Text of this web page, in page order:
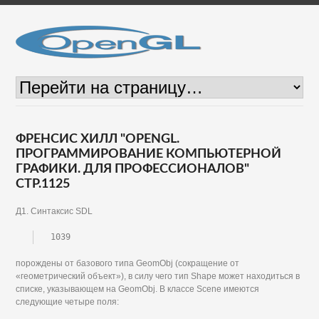
ФРЕНСИС ХИЛЛ "OPENGL.
ПРОГРАММИРОВАНИЕ КОМПЬЮТЕРНОЙ
ГРАФИКИ. ДЛЯ ПРОФЕССИОНАЛОВ"
СТР.1125
Д1. Синтаксис SDL
1039
порождены от базового типа GeomObj (сокращение от
«геометрический объект»), в силу чего тип Shape может находиться в
списке, указывающем на GeomObj. В классе Scene имеются
следующие четыре поля: